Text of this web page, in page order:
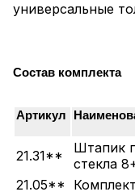
универсальные
Состав комплекта
Артикул
21.31**
Штапик
стекла
21.05**